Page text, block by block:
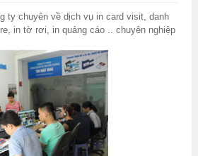
ty chuyên về dịch vụ in card visit, danh
in tờ rơi, in quảng cáo .. chuyên nghiệp